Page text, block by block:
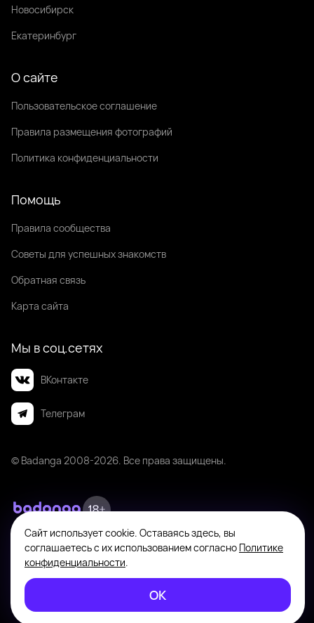
Новосибирск
Екатеринбург
О сайте
Пользовательское соглашение
Правила размещения фотографий
Политика конфиденциальности
Помощь
Правила сообщества
Советы для успешных знакомств
Обратная связь
Карта сайта
Мы в соц.сетях
ВКонтакте
Телеграм
© Badanga 2008-2026 . Все права защищены.
Badanga не является площадкой для оказания или поиска платных
интимных услуг. Платформа предназначена исключительно для личного
общения между совершеннолетними пользователями с целью поиска
согласию. На информационном ресурсе применяются
Рекомендательные технологии
Сайт использует cookie. Оставаясь здесь, вы
соглашаетесь с их использованием согласно Политике
конфиденциальности.
ОК